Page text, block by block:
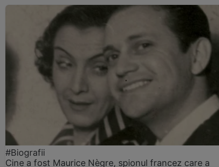
#Biografii
Cine a fost Maurice Nègre, spionul francez care a